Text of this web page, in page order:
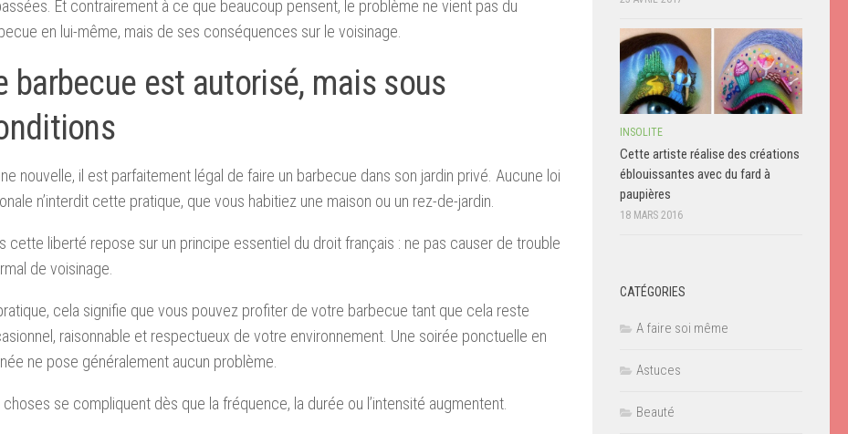
Et contrairement à ce que beaucoup pensent, le problème ne vient pas du
en lui-même, mais de ses conséquences sur le voisinage.
barbecue est autorisé, mais sous
nouvelle, il est parfaitement légal de faire un barbecue dans son jardin privé. Aucune loi
n’interdit cette pratique, que vous habitiez une maison ou un rez-de-jardin.
cette liberté repose sur un principe essentiel du droit français : ne pas causer de trouble
de voisinage.
cela signifie que vous pouvez profiter de votre barbecue tant que cela reste
raisonnable et respectueux de votre environnement. Une soirée ponctuelle en
ne pose généralement aucun problème.
choses se compliquent dès que la fréquence, la durée ou l’intensité augmentent.
INSOLITE
Cette artiste réalise des créations
éblouissantes avec du fard à
paupières
18 MARS 2016
CATÉGORIES
A faire soi même
Astuces
Beauté